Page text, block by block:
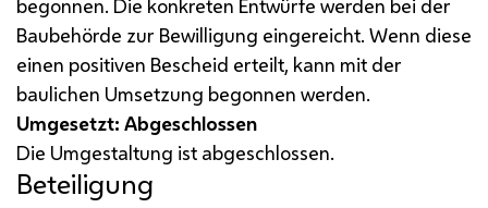
begonnen. Die konkreten Entwürfe werden bei der
Baubehörde zur Bewilligung eingereicht. Wenn diese
einen positiven Bescheid erteilt, kann mit der
baulichen Umsetzung begonnen werden.
Umgesetzt: Abgeschlossen
Die Umgestaltung ist abgeschlossen.
Beteiligung